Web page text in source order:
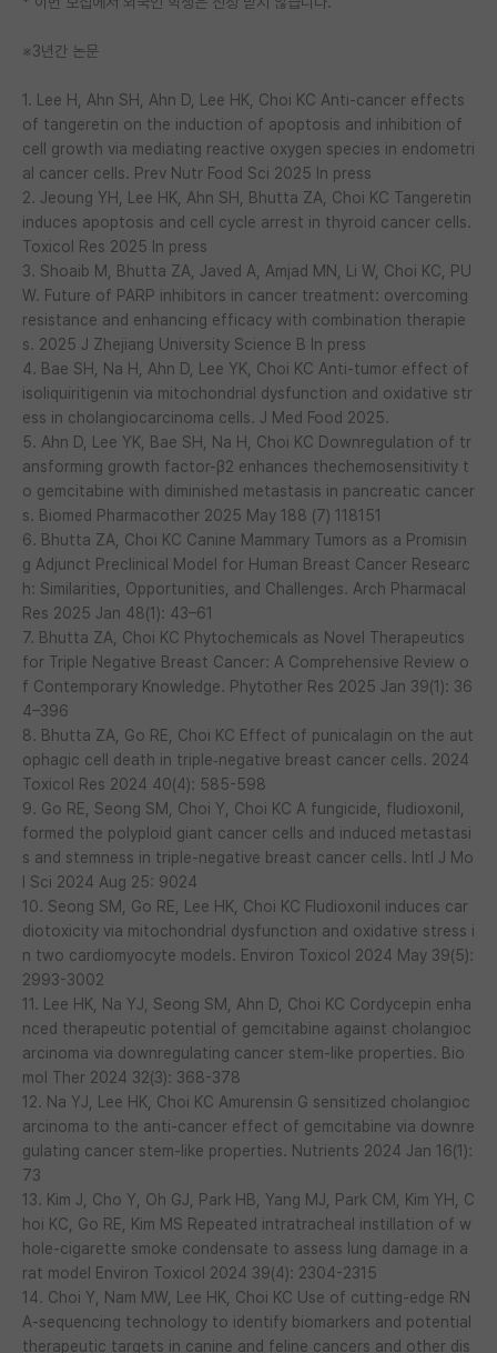
※3년간 논문
1. Lee H, Ahn SH, Ahn D, Lee HK, Choi KC Anti-cancer effects
of tangeretin on the induction of apoptosis and inhibition of
cell growth via mediating reactive oxygen species in endometri
al cancer cells. Prev Nutr Food Sci 2025 In press
2. Jeoung YH, Lee HK, Ahn SH, Bhutta ZA, Choi KC Tangeretin
induces apoptosis and cell cycle arrest in thyroid cancer cells.
Toxicol Res 2025 In press
3. Shoaib M, Bhutta ZA, Javed A, Amjad MN, Li W, Choi KC, PU
W. Future of PARP inhibitors in cancer treatment: overcoming
resistance and enhancing efficacy with combination therapie
s. 2025 J Zhejiang University Science B In press
4. Bae SH, Na H, Ahn D, Lee YK, Choi KC Anti-tumor effect of
isoliquiritigenin via mitochondrial dysfunction and oxidative str
ess in cholangiocarcinoma cells. J Med Food 2025.
5. Ahn D, Lee YK, Bae SH, Na H, Choi KC Downregulation of tr
ansforming growth factor-β2 enhances thechemosensitivity t
o gemcitabine with diminished metastasis in pancreatic cancer
s. Biomed Pharmacother 2025 May 188 (7) 118151
6. Bhutta ZA, Choi KC Canine Mammary Tumors as a Promisin
g Adjunct Preclinical Model for Human Breast Cancer Researc
h: Similarities, Opportunities, and Challenges. Arch Pharmacal
Res 2025 Jan 48(1): 43–61
7. Bhutta ZA, Choi KC Phytochemicals as Novel Therapeutics
for Triple Negative Breast Cancer: A Comprehensive Review o
f Contemporary Knowledge. Phytother Res 2025 Jan 39(1): 36
4–396
8. Bhutta ZA, Go RE, Choi KC Effect of punicalagin on the aut
ophagic cell death in triple‑negative breast cancer cells. 2024
Toxicol Res 2024 40(4): 585-598
9. Go RE, Seong SM, Choi Y, Choi KC A fungicide, fludioxonil,
formed the polyploid giant cancer cells and induced metastasi
s and stemness in triple-negative breast cancer cells. Intl J Mo
l Sci 2024 Aug 25: 9024
10. Seong SM, Go RE, Lee HK, Choi KC Fludioxonil induces car
diotoxicity via mitochondrial dysfunction and oxidative stress i
n two cardiomyocyte models. Environ Toxicol 2024 May 39(5):
2993-3002
11. Lee HK, Na YJ, Seong SM, Ahn D, Choi KC Cordycepin enha
nced therapeutic potential of gemcitabine against cholangioc
arcinoma via downregulating cancer stem-like properties. Bio
mol Ther 2024 32(3): 368-378
12. Na YJ, Lee HK, Choi KC Amurensin G sensitized cholangioc
arcinoma to the anti-cancer effect of gemcitabine via downre
gulating cancer stem-like properties. Nutrients 2024 Jan 16(1):
73
13. Kim J, Cho Y, Oh GJ, Park HB, Yang MJ, Park CM, Kim YH, C
hoi KC, Go RE, Kim MS Repeated intratracheal instillation of w
hole-cigarette smoke condensate to assess lung damage in a
rat model Environ Toxicol 2024 39(4): 2304-2315
14. Choi Y, Nam MW, Lee HK, Choi KC Use of cutting-edge RN
A-sequencing technology to identify biomarkers and potential
therapeutic targets in canine and feline cancers and other dis